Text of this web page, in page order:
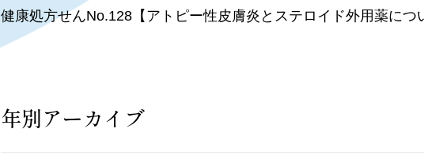
健康処方せんNo.128【アトピー性皮膚炎とステロイド外用薬につ
年別アーカイブ